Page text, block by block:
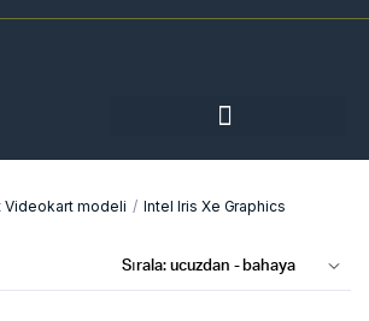
Videokart modeli Intel Iris Xe Graphics